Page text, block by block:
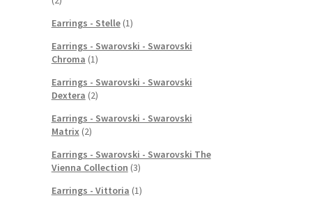
Earrings - Stelle (1)
Earrings - Swarovski - Swarovski
Chroma (1)
Earrings - Swarovski - Swarovski
Dextera (2)
Earrings - Swarovski - Swarovski
Matrix (2)
Earrings - Swarovski - Swarovski The
Vienna Collection (3)
Earrings - Vittoria (1)